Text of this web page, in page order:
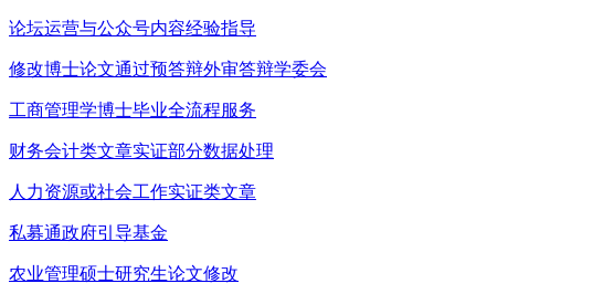
论坛运营与公众号内容经验指导
修改博士论文通过预答辩外审答辩学委会
工商管理学博士毕业全流程服务
财务会计类文章实证部分数据处理
人力资源或社会工作实证类文章
私募通政府引导基金
农业管理硕士研究生论文修改